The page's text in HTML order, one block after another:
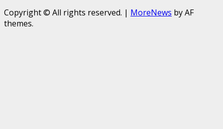
Copyright © All rights reserved. | MoreNews by AF
themes.